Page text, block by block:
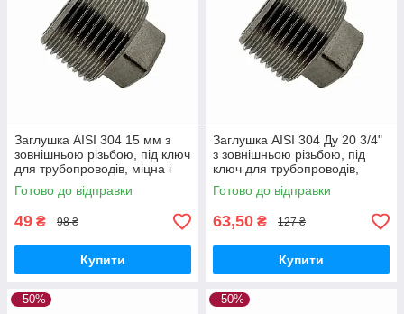
Заглушка AISI 304 15 мм з
зовнішньою різьбою, під ключ
для трубопроводів, міцна і
надійна, виробництво Китай
Готово до відправки
49 ₴ 98 ₴
Купити
Заглушка AISI 304 Ду 20 3/4"
з зовнішньою різьбою, під
ключ для трубопроводів,
китайський виробник
Готово до відправки
63,50 ₴ 127 ₴
Купити
–50% –50%